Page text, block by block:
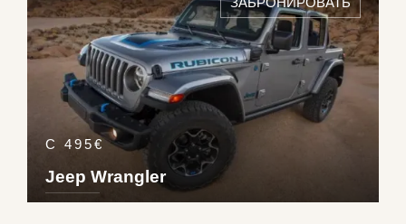
С 495€
Jeep Wrangler